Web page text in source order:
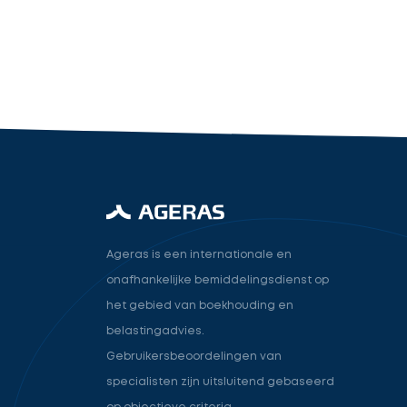
Ageras is een internationale en
onafhankelijke bemiddelingsdienst op
het gebied van boekhouding en
belastingadvies.
Gebruikersbeoordelingen van
specialisten zijn uitsluitend gebaseerd